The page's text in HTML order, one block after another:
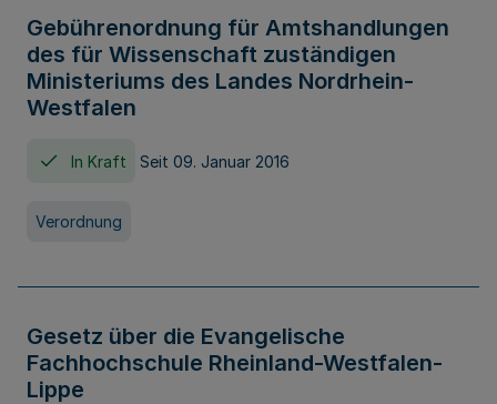
Gebührenordnung für Amtshandlungen
des für Wissenschaft zuständigen
Ministeriums des Landes Nordrhein-
Westfalen
In Kraft Seit 09. Januar 2016
Verordnung
Gesetz über die Evangelische
Fachhochschule Rheinland-Westfalen-
Lippe